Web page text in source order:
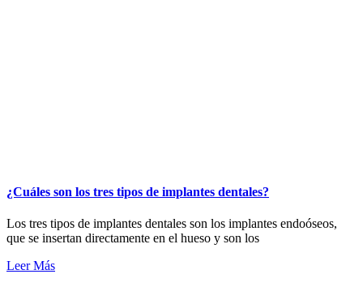
¿Cuáles son los tres tipos de implantes dentales?
Los tres tipos de implantes dentales son los implantes endoóseos,
que se insertan directamente en el hueso y son los
Leer Más